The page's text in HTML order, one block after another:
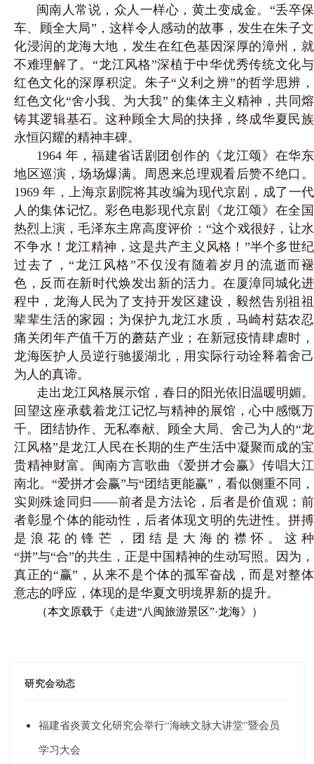
闽南人常说，众人一样心，黄土变成金。“丢卒保
车、顾全大局”，这样令人感动的故事，发生在朱子文
化浸润的龙海大地，发生在红色基因深厚的漳州，就
不难理解了。“龙江风格”深植于中华优秀传统文化与
红色文化的深厚积淀。朱子“义利之辨”的哲学思辨，
红色文化“舍小我、为大我” 的集体主义精神，共同熔
铸其逻辑基石。这种顾全大局的抉择，终成华夏民族
永恒闪耀的精神丰碑。
1964 年，福建省话剧团创作的《龙江颂》在华东
地区巡演，场场爆满。周恩来总理观看后赞不绝口。
1969 年，上海京剧院将其改编为现代京剧，成了一代
人的集体记忆。彩色电影现代京剧《龙江颂》在全国
热烈上演，毛泽东主席高度评价：“这个戏很好，让水
不争水！龙江精神，这是共产主义风格！”半个多世纪
过去了，“龙江风格”不仅没有随着岁月的流逝而褪
色，反而在新时代焕发出新的活力。在厦漳同城化进
程中，龙海人民为了支持开发区建设，毅然告别祖祖
辈辈生活的家园；为保护九龙江水质，马崎村菇农忍
痛关闭年产值千万的蘑菇产业；在新冠疫情肆虐时，
龙海医护人员逆行驰援湖北，用实际行动诠释着舍己
为人的真谛。
走出龙江风格展示馆，春日的阳光依旧温暖明媚。
回望这座承载着龙江记忆与精神的展馆，心中感慨万
千。团结协作、无私奉献、顾全大局、舍己为人的“龙
江风格”是龙江人民在长期的生产生活中凝聚而成的宝
贵精神财富。闽南方言歌曲《爱拼才会赢》传唱大江
南北。“爱拼才会赢”与“团结更能赢”，看似侧重不同，
实则殊途同归——前者是方法论，后者是价值观；前
者彰显个体的能动性，后者体现文明的先进性。拼搏
是浪花的锋芒，团结是大海的襟怀。这种
“拼”与“合”的共生，正是中国精神的生动写照。因为，
真正的“赢”，从来不是个体的孤军奋战，而是对整体
意志的呼应，体现的是华夏文明境界新的提升。
（本文原载于《走进“八闽旅游景区”·龙海》）
研究会动态
福建省炎黄文化研究会举行“海峡文脉大讲堂”暨会员
学习大会